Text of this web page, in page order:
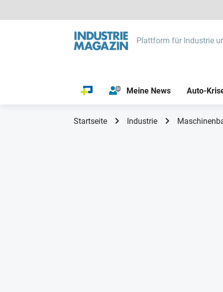
Plattform für Industrie
Meine News Auto-
Startseite Industrie